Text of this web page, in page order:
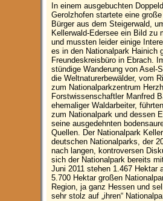
In einem ausgebuchten
Gerolzhofen startete eine
Bürger aus dem Steigerwald,
Kellerwald-Edersee ein Bild zu
und mussten leider einige
es in den Nationalpark Hainich
Freundeskreisbüro in Ebrach.
stündige Wanderung von Asel-
die Weltnaturerbewälder, vom
zum Nationalparkzentrum
Forstwissenschaftler Manfred
ehemaliger Waldarbeiter,
zum Nationalpark und dessen
seine ausgedehnten
Quellen. Der Nationalpark
deutschen Nationalparks, der
nach langen, kontroversen
sich der Nationalpark bereits
Juni 2011 stehen 1.467 Hektar
5.700 Hektar großen
Region, ja ganz Hessen und
sehr stolz auf „ihren“